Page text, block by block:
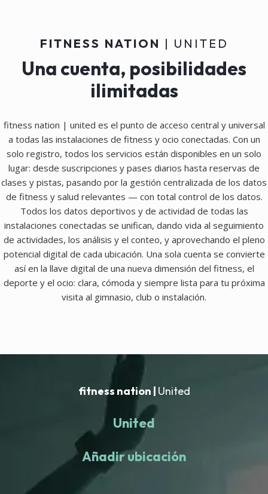
FITNESS NATION | UNITED
Una cuenta, posibilidades
ilimitadas
fitness nation | united es el punto de acceso central y universal
a todas las instalaciones de fitness y ocio conectadas. Con un
solo registro, todos los servicios están disponibles en un solo
lugar: desde suscripciones y pases diarios hasta reservas de
clases y pistas, pasando por la gestión centralizada de los datos
de fitness y salud relevantes — con total control de los datos.
Todos los datos deportivos y de actividad de todas las
instalaciones conectadas se unifican, dando vida al seguimiento
de actividades, los análisis y el conteo, y aprovechando el pleno
potencial digital de cada ubicación. Una sola cuenta se convierte
así en la llave digital de una nueva dimensión del fitness, el
deporte y el ocio: clara, cómoda y siempre lista para tu próxima
visita al gimnasio, club o instalación.
fitness nation | United
United
Añadir ubicación